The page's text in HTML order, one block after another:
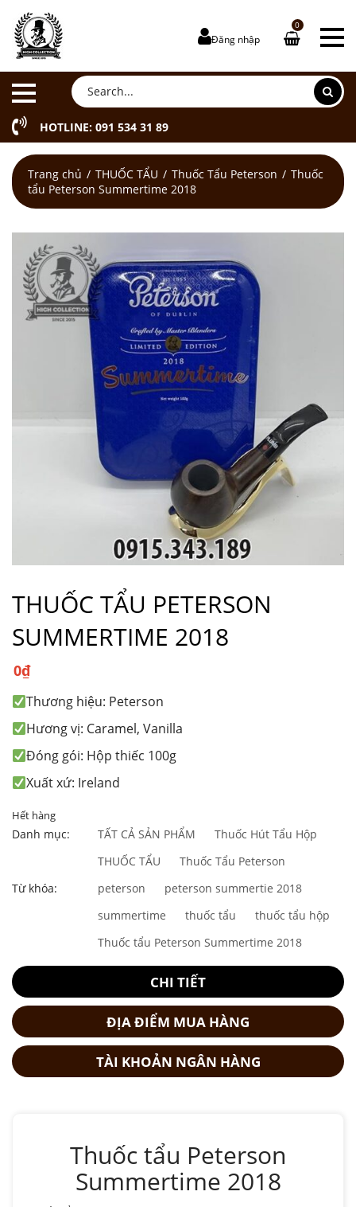
Đăng nhập
0
HOTLINE: 091 534 31 89
Trang chủ THUỐC TẨU Thuốc Tẩu Peterson
Thuốc
tẩu Peterson Summertime 2018
THUỐC TẨU PETERSON
SUMMERTIME 2018
0₫
Thương hiệu: Peterson
Hương vị: Caramel, Vanilla
Đóng gói: Hộp thiếc 100g
Xuất xứ: Ireland
Hết hàng
Danh mục: TẤT CẢ SẢN PHẨM
Thuốc Hút Tẩu Hộp
THUỐC TẨU
Thuốc Tẩu Peterson
Từ khóa:
peterson
peterson summertie 2018
summertime
thuốc tẩu
thuốc tẩu hộp
Thuốc tẩu Peterson Summertime 2018
CHI TIẾT
ĐỊA ĐIỂM MUA HÀNG
TÀI KHOẢN NGÂN HÀNG
Thuốc tẩu Peterson
Summertime 2018